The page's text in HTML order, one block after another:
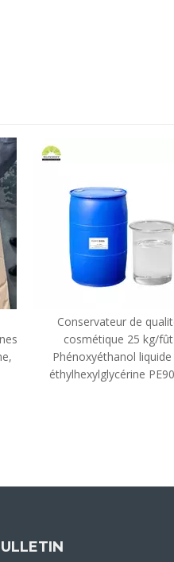
Conservateur de
cosmétique 25 kg/fût
Phénoxyéthanol
éthylhexylglycérine